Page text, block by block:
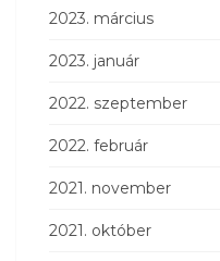
2023. március
2023. január
2022. szeptember
2022. február
2021. november
2021. október